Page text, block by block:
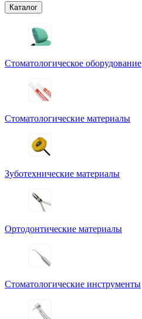
Каталог
Стоматологическое оборудование
Стоматологические материалы
Зуботехнические материалы
Ортодонтические материалы
Стоматологические инструменты